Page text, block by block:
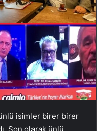
isimler birer birer
Son olarak ünlü